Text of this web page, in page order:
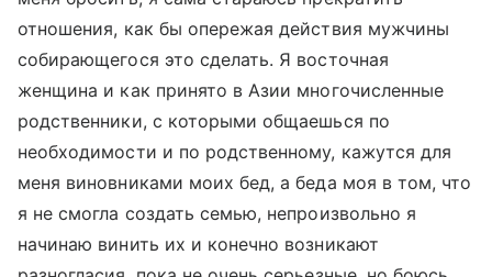
отношения, как бы опережая действия мужчины
собирающегося это сделать. Я восточная
женщина и как принято в Азии многочисленные
родственники, с которыми общаешься по
необходимости и по родственному, кажутся для
меня виновниками моих бед, а беда моя в том, что
я не смогла создать семью, непроизвольно я
начинаю винить их и конечно возникают